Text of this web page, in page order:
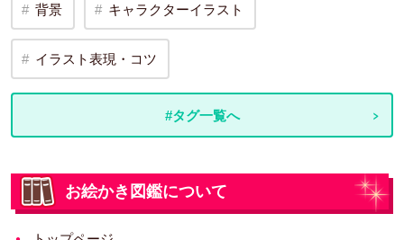
背景 キャラクターイラスト
イラスト表現・コツ
#タグ一覧へ
お絵かき図鑑について